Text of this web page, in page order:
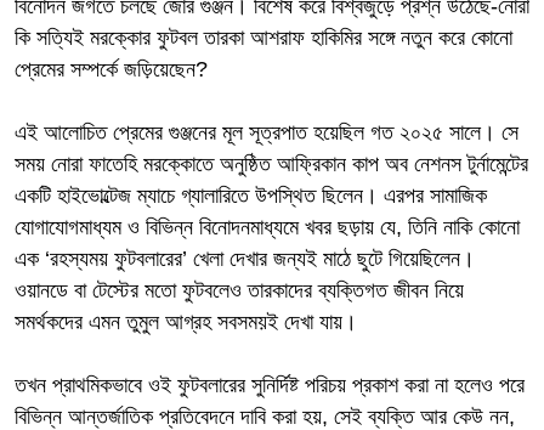
বিনোদন জগতে চলছে জোর গুঞ্জন। বিশেষ করে বিশ্বজুড়ে প্রশ্ন উঠেছে-নোরা
কি সত্যিই মরক্কোর ফুটবল তারকা আশরাফ হাকিমির সঙ্গে নতুন করে কোনো
প্রেমের সম্পর্কে জড়িয়েছেন?
এই আলোচিত প্রেমের গুঞ্জনের মূল সূত্রপাত হয়েছিল গত ২০২৫ সালে। সে
সময় নোরা ফাতেহি মরক্কোতে অনুষ্ঠিত আফ্রিকান কাপ অব নেশনস টুর্নামেন্টের
একটি হাইভোল্টেজ ম্যাচে গ্যালারিতে উপস্থিত ছিলেন। এরপর সামাজিক
যোগাযোগমাধ্যম ও বিভিন্ন বিনোদনমাধ্যমে খবর ছড়ায় যে, তিনি নাকি কোনো
এক ‘রহস্যময় ফুটবলারের’ খেলা দেখার জন্যই মাঠে ছুটে গিয়েছিলেন।
ওয়ানডে বা টেস্টের মতো ফুটবলেও তারকাদের ব্যক্তিগত জীবন নিয়ে
সমর্থকদের এমন তুমুল আগ্রহ সবসময়ই দেখা যায়।
তখন প্রাথমিকভাবে ওই ফুটবলারের সুনির্দিষ্ট পরিচয় প্রকাশ করা না হলেও পরে
বিভিন্ন আন্তর্জাতিক প্রতিবেদনে দাবি করা হয়, সেই ব্যক্তি আর কেউ নন,